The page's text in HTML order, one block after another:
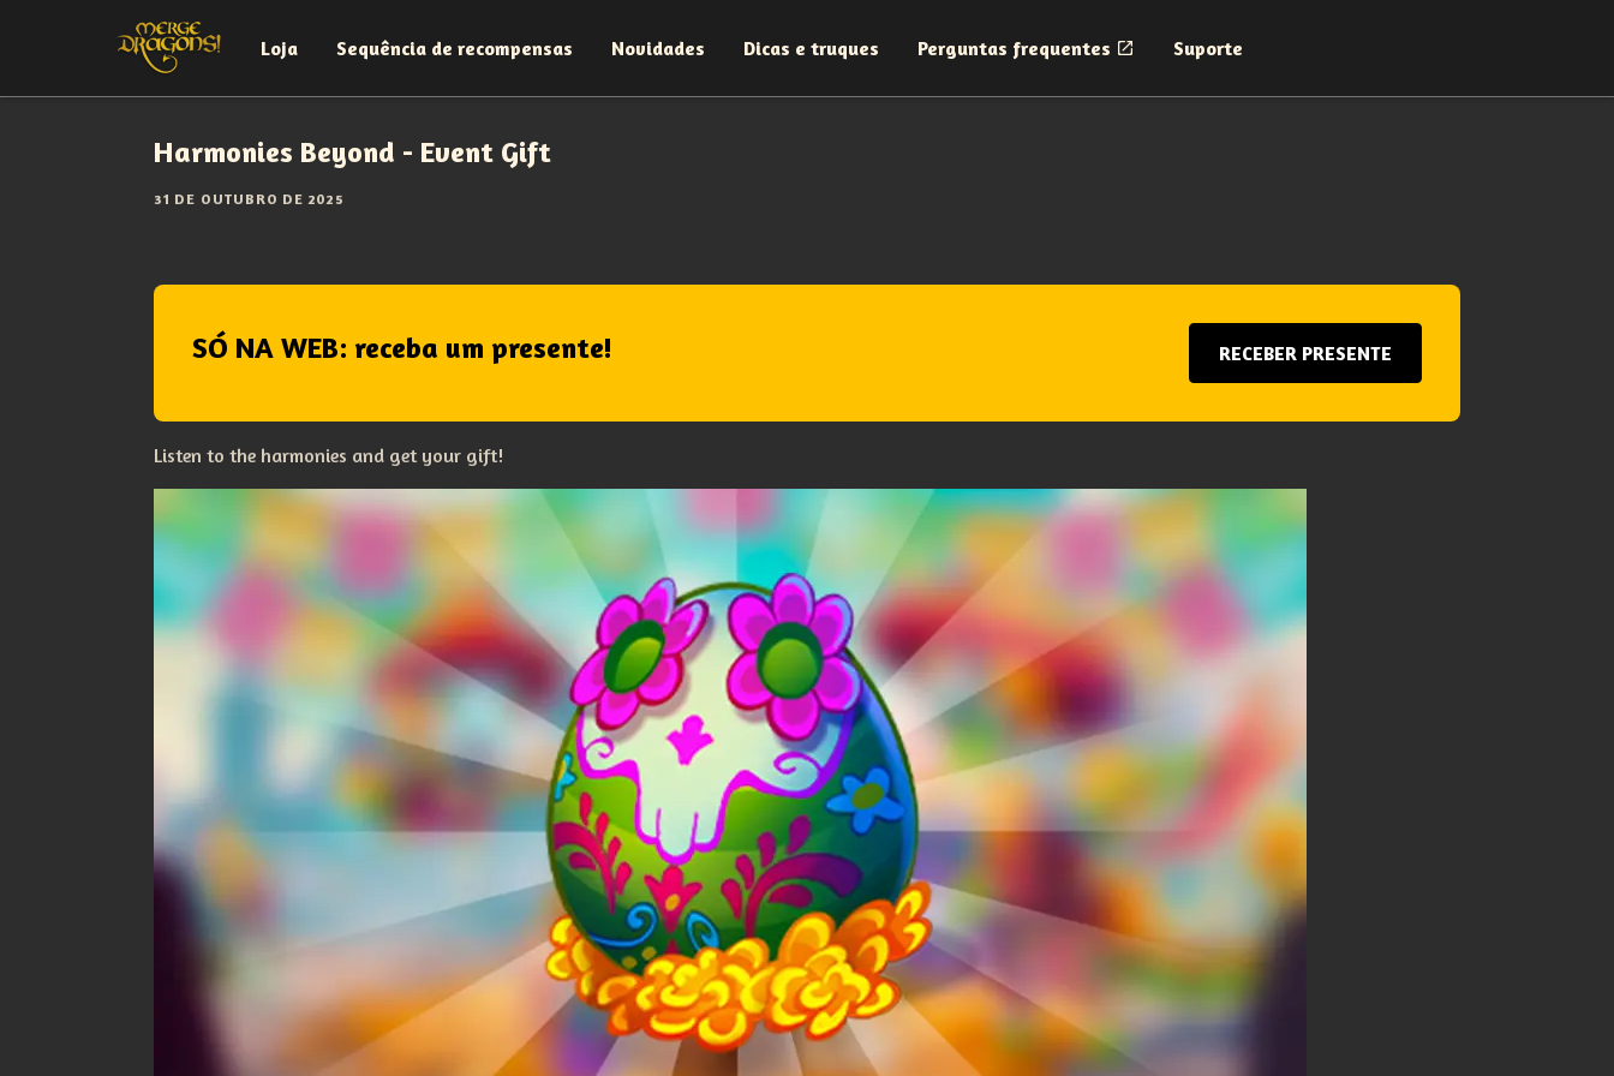
Loja Sequência de recompensas Novidades Dicas e truques Perguntas frequentes Suporte
Harmonies Beyond - Event Gift
31 DE OUTUBRO DE 2025
SÓ NA WEB: receba um presente! RECEBER PRESENTE
Listen to the harmonies and get your gift!